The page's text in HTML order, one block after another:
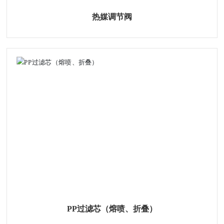
热媒调节阀
PP过滤芯（熔喷、折叠）